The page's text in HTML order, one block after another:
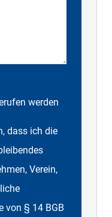
werden
dass ich die
Verein,
von § 14 BGB